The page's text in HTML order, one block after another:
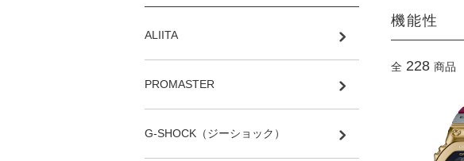
機能性
全 228 商品
ALIITA
PROMASTER
G-SHOCK（ジーショック）